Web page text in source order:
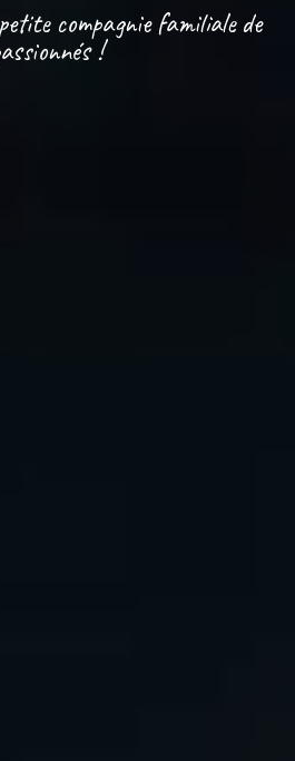
compagnie familiale de
!